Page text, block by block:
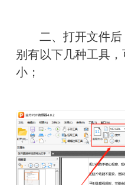
二、打开文件后
别有以下几种工具
小；